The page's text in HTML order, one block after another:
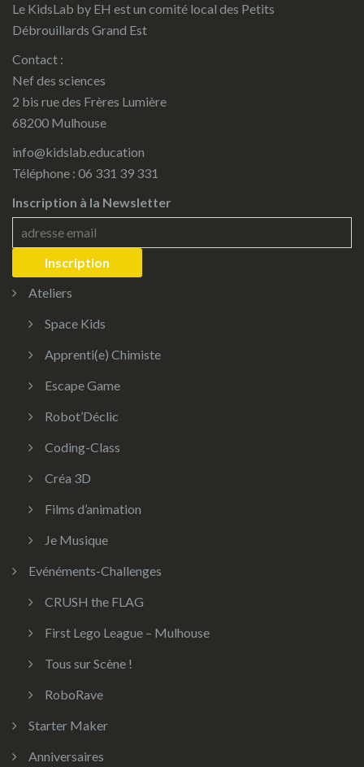
Le KidsLab by EH est un comité local des Petits
Débrouillards Grand Est
Contact :
Nef des sciences
2 bis rue des Frères Lumière
68200 Mulhouse
info@kidslab.education
Téléphone : 06 331 39 331
Inscription à la Newsletter
Ateliers
Space Kids
Apprenti(e) Chimiste
Escape Game
Robot’Déclic
Coding-Class
Créa 3D
Films d’animation
Je Musique
Evénéments-Challenges
CRUSH the FLAG
First Lego League – Mulhouse
Tous sur Scène !
RoboRave
Starter Maker
Anniversaires